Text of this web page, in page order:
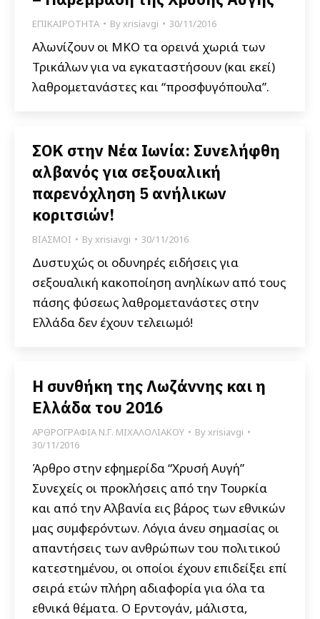
ΕΠΙΚΑΙΡΟΤΗΤΑ Byxrisiavgi 30/11/2016
Αλωνίζουν οι ΜΚΟ τα ορεινά χωριά των
Τρικάλων για να εγκαταστήσουν (και εκεί)
λαθρομετανάστες και “προσφυγόπουλα”.
ΣΟΚ στην Νέα Ιωνία: Συνελήφθη
αλβανός για σεξουαλική
παρενόχληση 5 ανήλικων
κοριτσιών!
ΒΙΑΣΜΟΙ Byxrisiavgi 30/11/2016
Δυστυχώς οι οδυνηρές ειδήσεις για
σεξουαλική κακοποίηση ανηλίκων από τους
πάσης φύσεως λαθρομετανάστες στην
Ελλάδα δεν έχουν τελειωμό!
Η συνθήκη της Λωζάννης και η
Ελλάδα του 2016
ΑΡΘΡΟΓΡΑΦΙΑ Ν.Γ. ΜΙΧΑΛΟΛΙΑΚΟΥ Byxrisiavgi
30/11/2016
Άρθρο στην εφημερίδα “Χρυσή Αυγή”
Συνεχείς οι προκλήσεις από την Τουρκία
και από την Αλβανία εις βάρος των εθνικών
μας συμφερόντων. Λόγια άνευ σημασίας οι
απαντήσεις των ανθρώπων του πολιτικού
κατεστημένου, οι οποίοι έχουν επιδείξει επί
σειρά ετών πλήρη αδιαφορία για όλα τα
εθνικά θέματα. Ο Ερντογάν, μάλιστα,